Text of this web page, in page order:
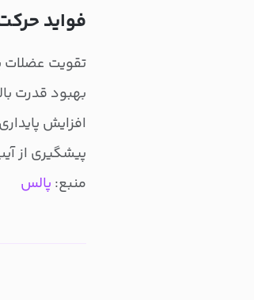
فواید
تقویت عضلات
بهبود قدرت
افزایش
پیشگیری از
منبع: پالس